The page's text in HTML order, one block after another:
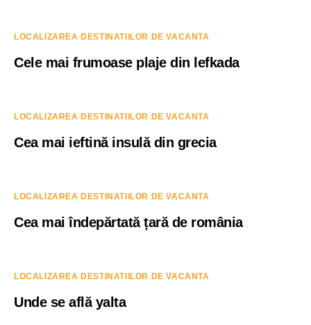
LOCALIZAREA DESTINATIILOR DE VACANTA
Cele mai frumoase plaje din lefkada
LOCALIZAREA DESTINATIILOR DE VACANTA
Cea mai ieftină insulă din grecia
LOCALIZAREA DESTINATIILOR DE VACANTA
Cea mai îndepărtată țară de românia
LOCALIZAREA DESTINATIILOR DE VACANTA
Unde se află yalta